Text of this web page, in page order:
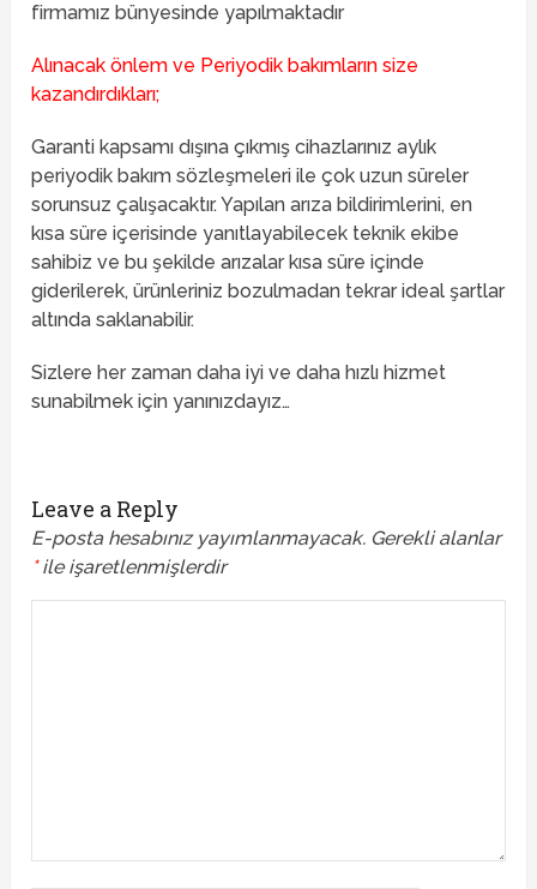
firmamız bünyesinde yapılmaktadır
Alınacak önlem ve Periyodik bakımların size
kazandırdıkları;
Garanti kapsamı dışına çıkmış cihazlarınız aylık
periyodik bakım sözleşmeleri ile çok uzun süreler
sorunsuz çalışacaktır. Yapılan arıza bildirimlerini, en
kısa süre içerisinde yanıtlayabilecek teknik ekibe
sahibiz ve bu şekilde arızalar kısa süre içinde
giderilerek, ürünleriniz bozulmadan tekrar ideal şartlar
altında saklanabilir.
Sizlere her zaman daha iyi ve daha hızlı hizmet
sunabilmek için yanınızdayız…
Leave a Reply
E-posta hesabınız yayımlanmayacak. Gerekli alanlar
*ile işaretlenmişlerdir